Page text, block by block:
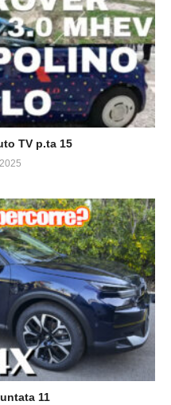
TV p.ta 15
11